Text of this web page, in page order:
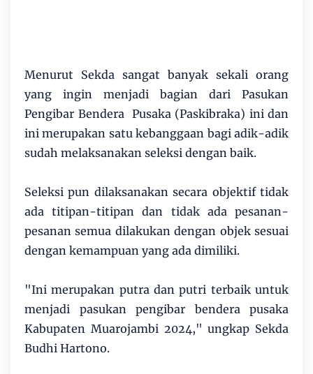
Menurut Sekda sangat banyak sekali orang
yang ingin menjadi bagian dari Pasukan
Pengibar Bendera Pusaka (Paskibraka) ini dan
ini merupakan satu kebanggaan bagi adik-adik
sudah melaksanakan seleksi dengan baik.
Seleksi pun dilaksanakan secara objektif tidak
ada titipan-titipan dan tidak ada pesanan-
pesanan semua dilakukan dengan objek sesuai
dengan kemampuan yang ada dimiliki.
"Ini merupakan putra dan putri terbaik untuk
menjadi pasukan pengibar bendera pusaka
Kabupaten Muarojambi 2024," ungkap Sekda
Budhi Hartono.